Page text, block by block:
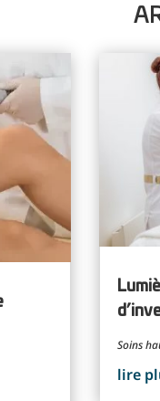
Soins
lire